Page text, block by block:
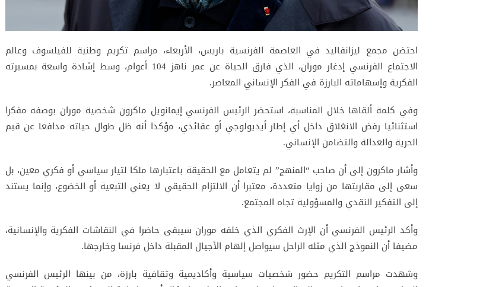
احتضن مجمع ليزانفاليد في العاصمة الفرنسية باريس، الأربعاء، مراسم تكريم وطنية للفيلسوف وعالم
الاجتماع الفرنسي إدغار موران، الذي فارق الحياة عن عمر ناهز 104 أعوام، وسط إشادة واسعة بمسيرته
الفكرية وإسهاماته البارزة في الفكر الإنساني المعاصر.
وفي كلمة ألقاها خلال المناسبة، استحضر الرئيس الفرنسي إيمانويل ماكرون شخصية موران بوصفه مفكرا
استثنائيا رفض الانغلاق داخل أي إطار أيديولوجي أو عقائدي، مؤكدا أنه ظل طوال حياته مدافعا عن قيم
الحرية والعدالة والتضامن الإنساني.
وأشار ماكرون إلى أن صاحب “المنهج” لم يتعامل مع الحقيقة باعتبارها ملكا لتيار سياسي أو فكري معين، بل
سعى إلى مقاربتها من زوايا متعددة، معتبرا أن الالتزام الحقيقي لا يعني التبعية أو الخضوع، وإنما يستند
إلى التفكير النقدي والمسؤولية تجاه المجتمع.
وأكد الرئيس الفرنسي أن الإرث الفكري الذي خلفه موران سيبقى حاضرا في النقاشات الفكرية والإنسانية،
مضيفا أن النموذج الذي مثله الراحل سيواصل إلهام الأجيال المقبلة داخل فرنسا وخارجها.
وشهدت مراسم التكريم حضور شخصيات سياسية وأكاديمية وثقافية بارزة، من بينها الرئيس الفرنسي